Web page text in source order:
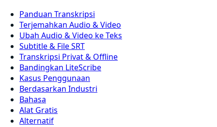
Panduan Transkripsi
Terjemahkan Audio & Video
Ubah Audio & Video ke Teks
Subtitle & File SRT
Transkripsi Privat & Offline
Bandingkan LiteScribe
Kasus Penggunaan
Berdasarkan Industri
Bahasa
Alat Gratis
Alternatif